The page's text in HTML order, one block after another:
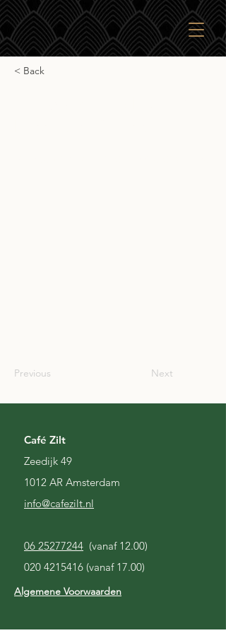
< Back
Previous Next
Café Zilt
Zeedijk 49
1012 AR Amsterdam
info@cafezilt.nl
06 25277244 (vanaf 12.00)
020 4215416 (vanaf 17.00)
Algemene Voorwaarden